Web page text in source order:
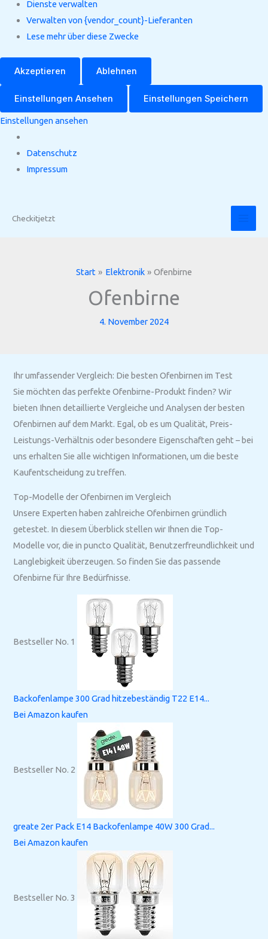
Dienste verwalten
Verwalten von {vendor_count}-Lieferanten
Lese mehr über diese Zwecke
Akzeptieren Ablehnen
Einstellungen Ansehen Einstellungen Speichern
Einstellungen ansehen
Datenschutz
Impressum
InhaltCheckitjetzt
Start Elektronik Ofenbirne
Ofenbirne
4. November 2024
Ihr umfassender Vergleich: Die besten Ofenbirnen im Test
Sie möchten das perfekte Ofenbirne-Produkt finden? Wir
bieten Ihnen detaillierte Vergleiche und Analysen der besten
Ofenbirnen auf dem Markt. Egal, ob es um Qualität, Preis-
Leistungs-Verhältnis oder besondere Eigenschaften geht – bei
uns erhalten Sie alle wichtigen Informationen, um die beste
Kaufentscheidung zu treffen.
Top-Modelle der Ofenbirnen im Vergleich
Unsere Experten haben zahlreiche Ofenbirnen gründlich
getestet. In diesem Überblick stellen wir Ihnen die Top-
Modelle vor, die in puncto Qualität, Benutzerfreundlichkeit und
Langlebigkeit überzeugen. So finden Sie das passende
Ofenbirne für Ihre Bedürfnisse.
Bestseller No. 1
Backofenlampe 300 Grad hitzebeständig T22 E14...
Bei Amazon kaufen
Bestseller No. 2
greate 2er Pack E14 Backofenlampe 40W 300 Grad...
Bei Amazon kaufen
Bestseller No. 3